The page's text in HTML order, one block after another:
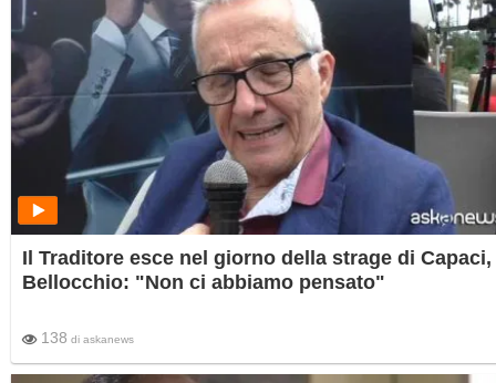
Il Traditore esce nel giorno della strage di Capaci,
Bellocchio: "Non ci abbiamo pensato"
138 di askanews